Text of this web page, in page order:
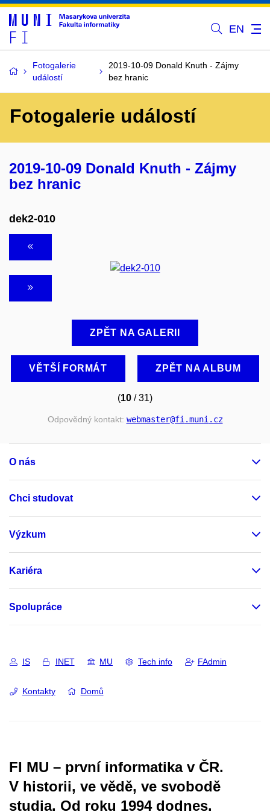
EN
Fotogalerie
událostí
2019-10-09 Donald Knuth - Zájmy
bez hranic
Fotogalerie událostí
2019-10-09 Donald Knuth - Zájmy
bez hranic
dek2-010
ZPĚT NA GALERII
VĚTŠÍ FORMÁT ZPĚT NA ALBUM
(10 / 31)
Odpovědný kontakt: webmaster@fi.muni.cz
O nás
Chci studovat
Výzkum
Kariéra
Spolupráce
IS INET MU Tech info FAdmin
Kontakty Domů
FI MU – první informatika v ČR.
V historii, ve vědě, ve svobodě
studia. Od roku 1994 dodnes.